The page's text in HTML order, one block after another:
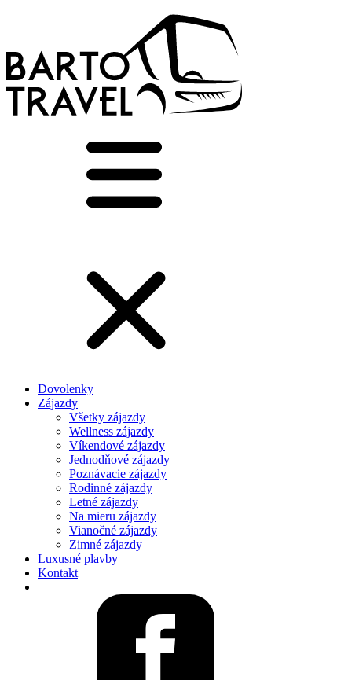
Dovolenky
Zájazdy
Všetky zájazdy
Wellness zájazdy
Víkendové zájazdy
Jednodňové zájazdy
Poznávacie zájazdy
Rodinné zájazdy
Letné zájazdy
Na mieru zájazdy
Vianočné zájazdy
Zimné zájazdy
Luxusné plavby
Kontakt